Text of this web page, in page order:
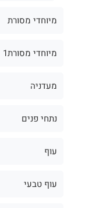
מיוחדי מסורת
מיוחדי מסורת1
מעדניה
נתחי פנים
עוף
עוף טבעי